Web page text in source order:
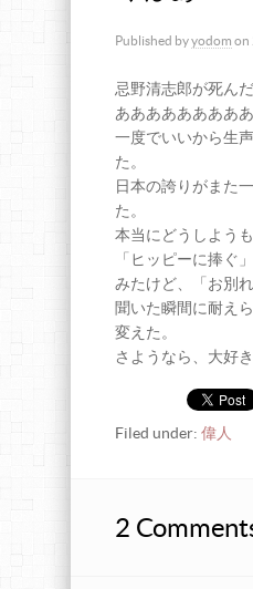
Published byyodom on
忌野清志郎が死んだ
ああああああああ
一度でいいから生
た。
日本の誇りがまた
た。
本当にどうしよう
「ヒッピーに捧ぐ
みたけど、「お別
聞いた瞬間に耐え
変えた。
さようなら、大好き
Filed under: 偉人
2